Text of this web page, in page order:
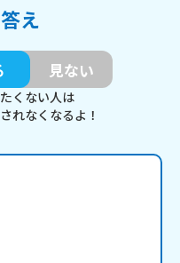
え
見ない
くない人は
れなくなるよ！